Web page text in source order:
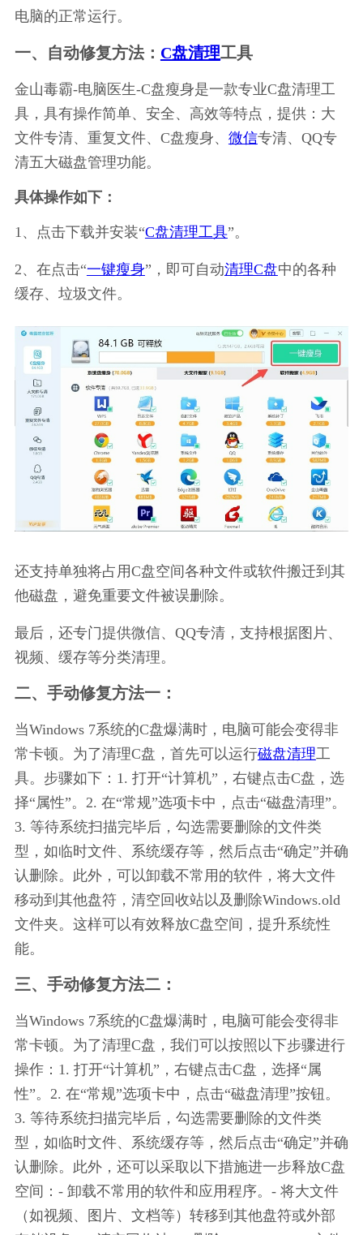
电脑的正常运行。
一、自动修复方法： C盘清理工具
金山毒霸-电脑医生-C盘瘦身是一款专业C盘清理工
具，具有操作简单、安全、高效等特点，提供：大
文件专清、重复文件、C盘瘦身、 微信专清、QQ专
清五大磁盘管理功能。
具体操作如下：
1、点击下载并安装“C盘清理工具”。
2、在点击“一键瘦身”，即可自动清理C盘中的各种
缓存、垃圾文件。
还支持单独将占用C盘空间各种文件或软件搬迁到其
他磁盘，避免重要文件被误删除。
最后，还专门提供微信、QQ专清，支持根据图片、
视频、缓存等分类清理。
二、手动修复方法一：
当Windows 7系统的C盘爆满时，电脑可能会变得非
常卡顿。为了清理C盘，首先可以运行磁盘清理工
具。步骤如下：1. 打开“计算机”，右键点击C盘，选
择“属性”。2. 在“常规”选项卡中，点击“磁盘清理”。
3. 等待系统扫描完毕后，勾选需要删除的文件类
型，如临时文件、系统缓存等，然后点击“确定”并确
认删除。此外，可以卸载不常用的软件，将大文件
移动到其他盘符，清空回收站以及删除Windows.old
文件夹。这样可以有效释放C盘空间，提升系统性
能。
三、手动修复方法二：
当Windows 7系统的C盘爆满时，电脑可能会变得非
常卡顿。为了清理C盘，我们可以按照以下步骤进行
操作：1. 打开“计算机”，右键点击C盘，选择“属
性”。2. 在“常规”选项卡中，点击“磁盘清理”按钮。
3. 等待系统扫描完毕后，勾选需要删除的文件类
型，如临时文件、系统缓存等，然后点击“确定”并确
认删除。此外，还可以采取以下措施进一步释放C盘
空间：- 卸载不常用的软件和应用程序。- 将大文件
（如视频、图片、文档等）转移到其他盘符或外部